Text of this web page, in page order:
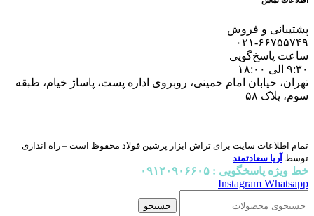
پشتیبانی و فروش
۰۲۱-۶۶۷۵۵۷۴۹
ساعت پاسخ‌گویی
۹:۳۰ الی ۱۸:۰۰
تهران، خیابان امام خمینی، روبروی اداره پست، پاساژ خیام، طبقه
سوم، پلاک ۵۸
تمام اطلاعات سایت برای تراش ابزار پرشین فولاد محفوظ است – راه اندازی
توسط آریا سعادتمند
خط ویژه پاسخگویی : ۰۹۱۲۰۹۰۶۶۰۵
Instagram Whatsapp
جستجو